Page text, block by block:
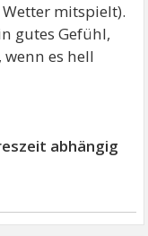
mitspielt).
gutes Gefühl,
wenn es hell
abhängig